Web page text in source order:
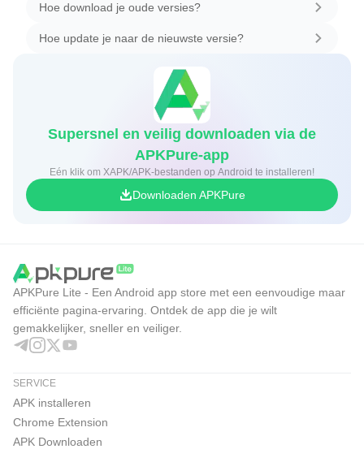
Hoe download je oude versies?
Hoe update je naar de nieuwste versie?
Supersnel en veilig downloaden via de
APKPure-app
Eén klik om XAPK/APK-bestanden op Android te installeren!
Downloaden APKPure
APKPure Lite - Een Android app store met een eenvoudige maar
efficiënte pagina-ervaring. Ontdek de app die je wilt
gemakkelijker, sneller en veiliger.
SERVICE
APK installeren
Chrome Extension
APK Downloaden